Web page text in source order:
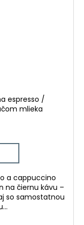
espresso /
mlieka
a cappuccino
na čiernu kávu –
so samostatnou